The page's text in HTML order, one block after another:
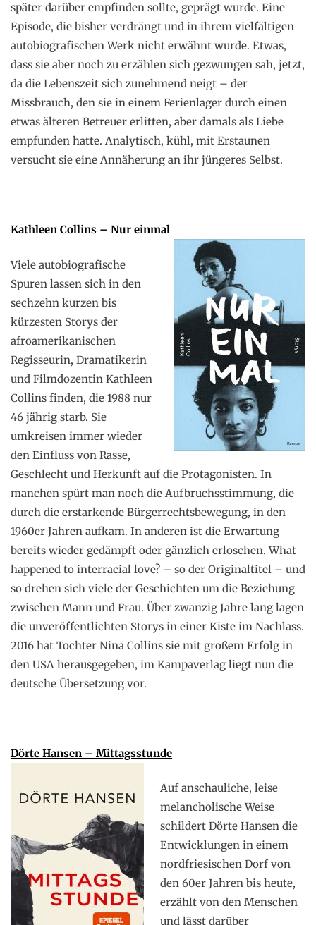
später darüber empfinden sollte, geprägt wurde. Eine
Episode, die bisher verdrängt und in ihrem vielfältigen
autobiografischen Werk nicht erwähnt wurde. Etwas,
dass sie aber noch zu erzählen sich gezwungen sah, jetzt,
da die Lebenszeit sich zunehmend neigt – der
Missbrauch, den sie in einem Ferienlager durch einen
etwas älteren Betreuer erlitten, aber damals als Liebe
empfunden hatte. Analytisch, kühl, mit Erstaunen
versucht sie eine Annäherung an ihr jüngeres Selbst.
Kathleen Collins – Nur einmal
Viele autobiografische
Spuren lassen sich in den
sechzehn kurzen bis
kürzesten Storys der
afroamerikanischen
Regisseurin, Dramatikerin
und Filmdozentin Kathleen
Collins finden, die 1988 nur
46 jährig starb. Sie
umkreisen immer wieder
den Einfluss von Rasse,
Geschlecht und Herkunft auf die Protagonisten. In
manchen spürt man noch die Aufbruchsstimmung, die
durch die erstarkende Bürgerrechtsbewegung, in den
1960er Jahren aufkam. In anderen ist die Erwartung
bereits wieder gedämpft oder gänzlich erloschen. What
happened to interracial love? – so der Originaltitel – und
so drehen sich viele der Geschichten um die Beziehung
zwischen Mann und Frau. Über zwanzig Jahre lang lagen
die unveröffentlichten Storys in einer Kiste im Nachlass.
2016 hat Tochter Nina Collins sie mit großem Erfolg in
den USA herausgegeben, im Kampaverlag liegt nun die
deutsche Übersetzung vor.
Dörte Hansen – Mittagsstunde
Auf anschauliche, leise
melancholische Weise
schildert Dörte Hansen die
Entwicklungen in einem
nordfriesischen Dorf von
den 60er Jahren bis heute,
erzählt von den Menschen
und lässt darüber